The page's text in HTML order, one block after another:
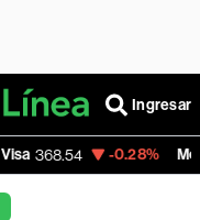
Ingresar
-0.28% MercadoLibre